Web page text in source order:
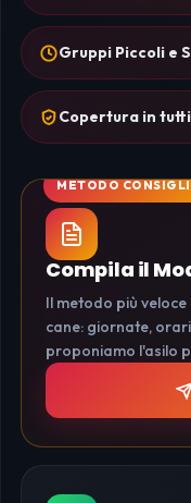
Gruppi Piccoli e
Copertura in
Compila il
Il metodo più
cane: giornate,
proponiamo l'asilo